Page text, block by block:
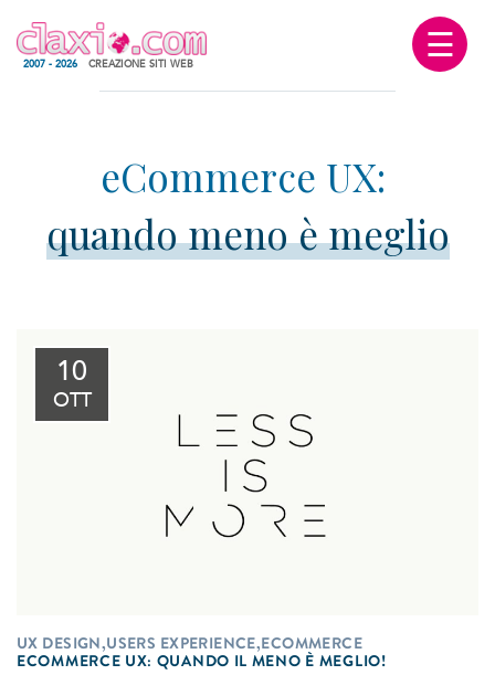
2007 - 2026 CREAZIONE SITI WEB ☰
quando meno è meglio
10
OTT
UX DESIGN,USERS EXPERIENCE,ECOMMERCE
ECOMMERCE UX: QUANDO IL MENO È MEGLIO!